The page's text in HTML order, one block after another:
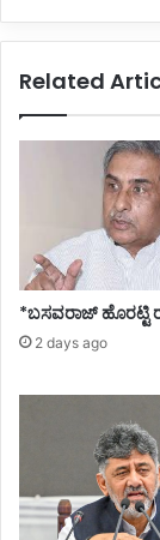
Related
*ಬಸವರಾಜ್ ಹೊರಟ್ಟಿ
2 days ago